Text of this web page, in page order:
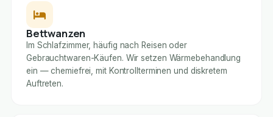
Bettwanzen
Im Schlafzimmer, häufig nach Reisen oder
Gebrauchtwaren-Käufen. Wir setzen Wärmebehandlung
ein — chemiefrei, mit Kontrollterminen und diskretem
Auftreten.